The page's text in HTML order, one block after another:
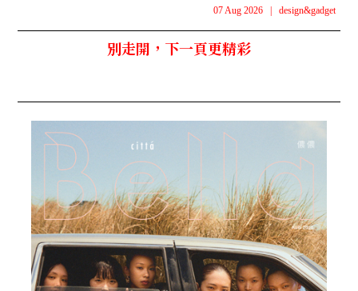
07 Aug 2026 | design&gadget
別走開，下一頁更精彩